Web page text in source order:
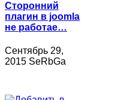
Сторонний
плагин в joomla
не работае…
Сентябрь 29,
2015 SeRbGa